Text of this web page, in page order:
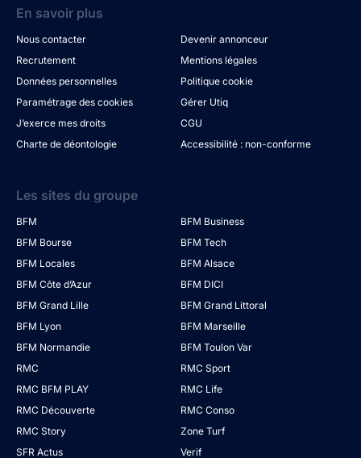
En savoir plus
Nous contacter
Devenir annonceur
Recrutement
Mentions légales
Données personnelles
Politique cookie
Paramétrage des cookies
Gérer Utiq
J’exerce mes droits
CGU
Charte de déontologie
Accessibilité : non-conforme
Les sites du groupe
BFM
BFM Business
BFM Bourse
BFM Tech
BFM Locales
BFM Alsace
BFM Côte d’Azur
BFM DICI
BFM Grand Lille
BFM Grand Littoral
BFM Lyon
BFM Marseille
BFM Normandie
BFM Toulon Var
RMC
RMC Sport
RMC BFM PLAY
RMC Life
RMC Découverte
RMC Conso
RMC Story
Zone Turf
SFR Actus
Verif